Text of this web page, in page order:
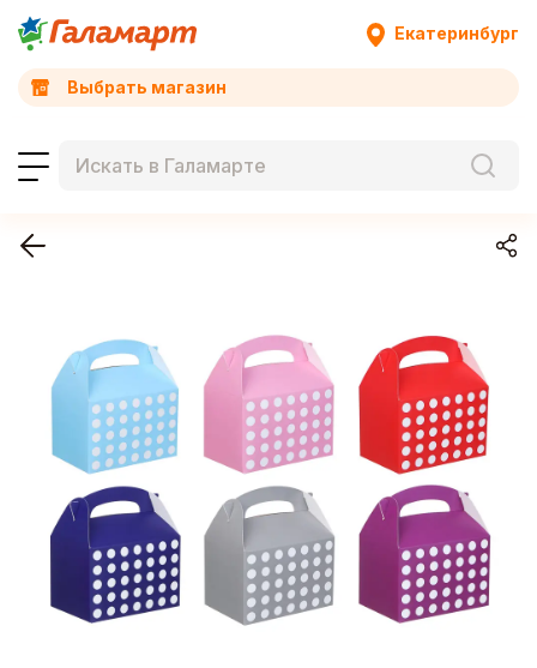
Екатеринбург
Выбрать магазин